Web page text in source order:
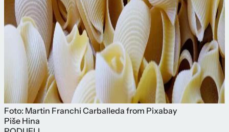
Foto: Martin Franchi Carballeda from Pixabay
Piše Hina